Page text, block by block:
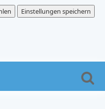
Einstellungen speichern